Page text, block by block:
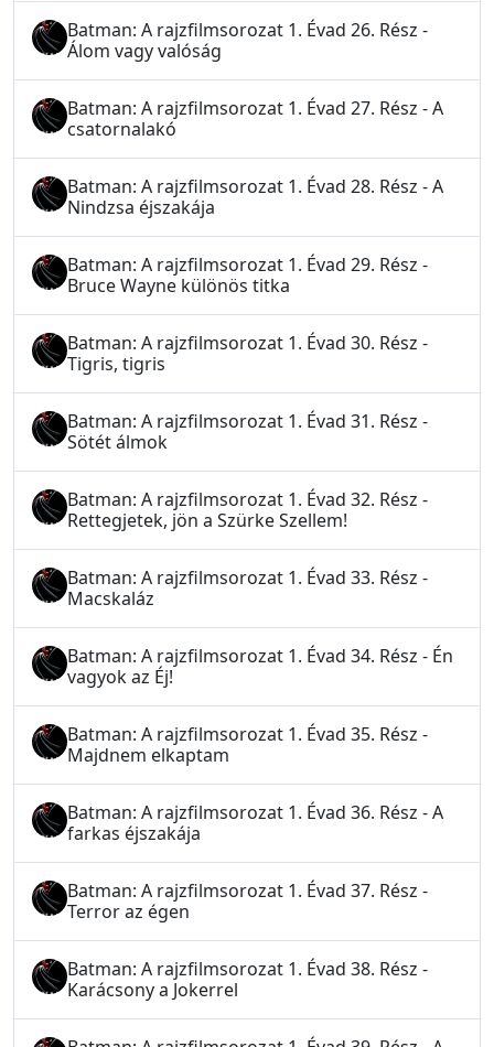
Batman: A rajzfilmsorozat 1. Évad 26. Rész -
Álom vagy valóság
Batman: A rajzfilmsorozat 1. Évad 27. Rész - A
csatornalakó
Batman: A rajzfilmsorozat 1. Évad 28. Rész - A
Nindzsa éjszakája
Batman: A rajzfilmsorozat 1. Évad 29. Rész -
Bruce Wayne különös titka
Batman: A rajzfilmsorozat 1. Évad 30. Rész -
Tigris, tigris
Batman: A rajzfilmsorozat 1. Évad 31. Rész -
Sötét álmok
Batman: A rajzfilmsorozat 1. Évad 32. Rész -
Rettegjetek, jön a Szürke Szellem!
Batman: A rajzfilmsorozat 1. Évad 33. Rész -
Macskaláz
Batman: A rajzfilmsorozat 1. Évad 34. Rész - Én
vagyok az Éj!
Batman: A rajzfilmsorozat 1. Évad 35. Rész -
Majdnem elkaptam
Batman: A rajzfilmsorozat 1. Évad 36. Rész - A
farkas éjszakája
Batman: A rajzfilmsorozat 1. Évad 37. Rész -
Terror az égen
Batman: A rajzfilmsorozat 1. Évad 38. Rész -
Karácsony a Jokerrel